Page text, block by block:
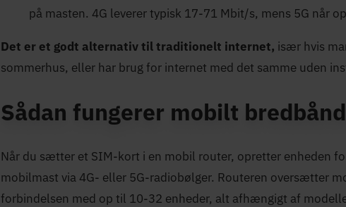
på masten. 4G leverer typisk 17-71 Mbit/s, mens 5G når
Det er et godt alternativ til traditionelt internet, især hvis
sommerhus, eller har brug for internet med det samme uden
Sådan fungerer mobilt bredbånd
Når du sætter et SIM-kort i en mobil router, opretter enheden
mobilmast via 4G- eller 5G-radiobølger. Routeren oversætter
forbindelsen med op til 10-32 enheder, alt afhængigt af